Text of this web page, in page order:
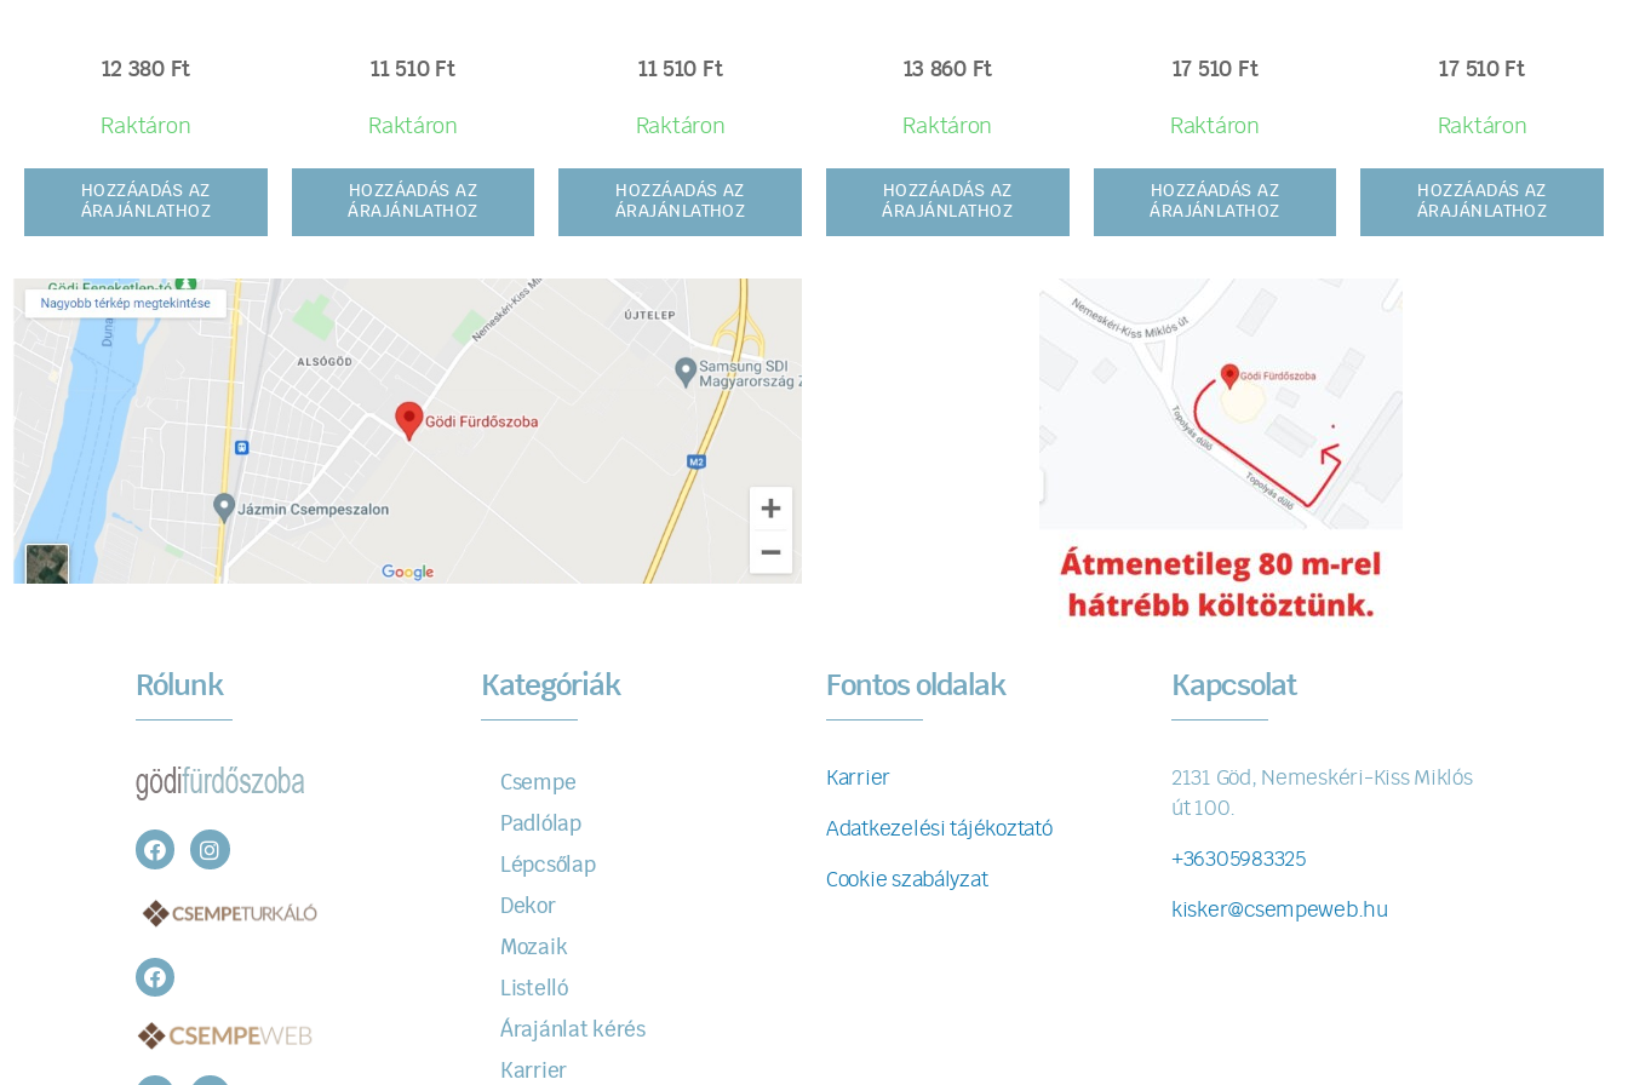
12 380 Ft
Raktáron
HOZZÁADÁS AZ
ÁRAJÁNLATHOZ
11 510 Ft
Raktáron
HOZZÁADÁS AZ
ÁRAJÁNLATHOZ
11 510 Ft
Raktáron
HOZZÁADÁS AZ
ÁRAJÁNLATHOZ
13 860 Ft
Raktáron
HOZZÁADÁS AZ
ÁRAJÁNLATHOZ
17 510 Ft
Raktáron
HOZZÁADÁS AZ
ÁRAJÁNLATHOZ
17 510 Ft
Raktáron
HOZZÁADÁS AZ
ÁRAJÁNLATHOZ
Rólunk Kategóriák
Csempe
Padlólap
Lépcsőlap
Dekor
Mozaik
Listelló
Árajánlat kérés
Karrier
Fontos oldalak
Karrier
Adatkezelési tájékoztató
Cookie szabályzat
Kapcsolat
2131 Göd, Nemeskéri-Kiss Miklós
út 100.
+36305983325
kisker@csempeweb.hu